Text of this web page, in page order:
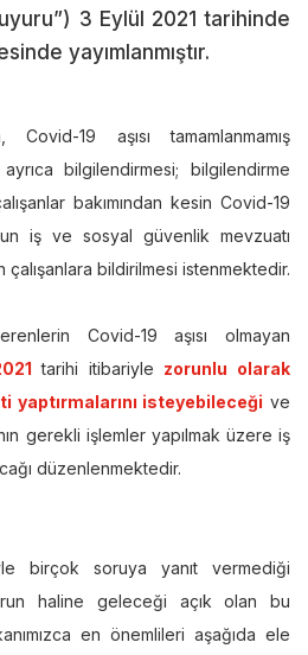
3 Eylül 2021 tarihinde
yayımlanmıştır.
19 aşısı tamamlanmamış
ayrıca bilgilendirmesi; bilgilendirme
bakımından kesin Covid-19
iş ve sosyal güvenlik mevzuatı
çalışanlara bildirilmesi istenmektedir.
Covid-19 aşısı olmayan
tarihi itibariyle zorunlu olarak
yaptırmalarını isteyebileceği ve
gerekli işlemler yapılmak üzere iş
düzenlenmektedir.
birçok soruya yanıt vermediği
haline geleceği açık olan bu
en önemlileri aşağıda ele